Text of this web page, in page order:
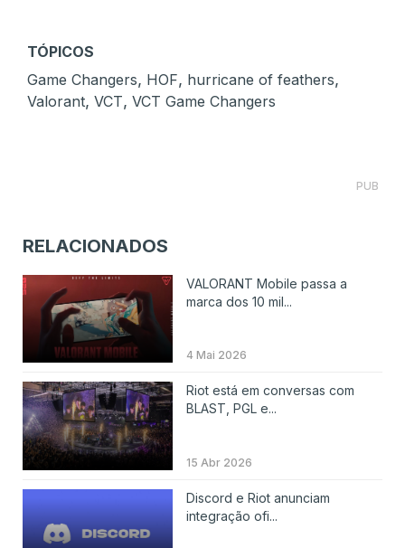
TÓPICOS
Game Changers, HOF, hurricane of feathers,
Valorant, VCT, VCT Game Changers
PUB
RELACIONADOS
VALORANT Mobile passa a
marca dos 10 mil...
4 Mai 2026
Riot está em conversas com
BLAST, PGL e...
15 Abr 2026
Discord e Riot anunciam
integração ofi...